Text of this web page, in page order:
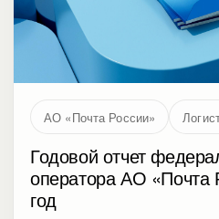
АО «Почта России»
Годовой отчет
оператора АО «Почта
год